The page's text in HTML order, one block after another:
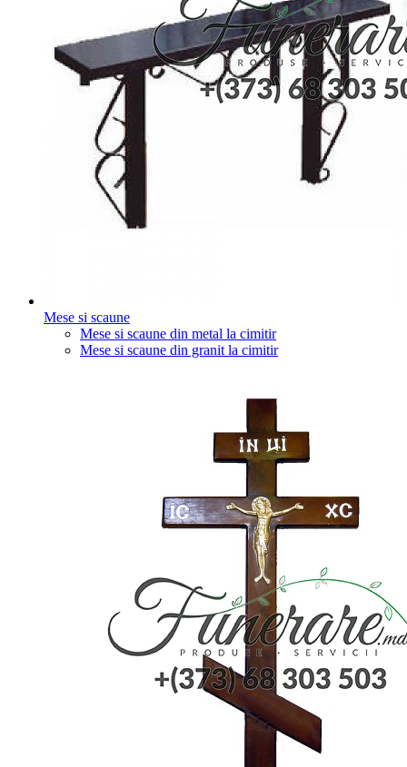
Mese si scaune
Mese si scaune din metal la cimitir
Mese si scaune din granit la cimitir